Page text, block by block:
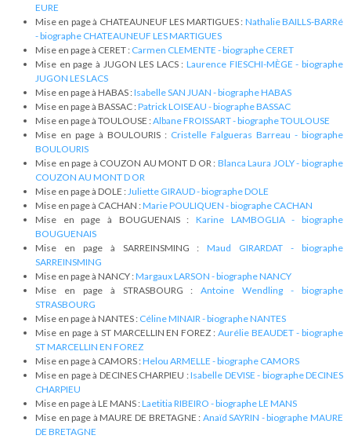
EURE
Mise en page à CHATEAUNEUF LES MARTIGUES : Nathalie BAILLS-BARRé
- biographe CHATEAUNEUF LES MARTIGUES
Mise en page à CERET : Carmen CLEMENTE - biographe CERET
Mise en page à JUGON LES LACS :Laurence FIESCHI-MÈGE - biographe
JUGON LES LACS
Mise en page à HABAS :Isabelle SAN JUAN - biographe HABAS
Mise en page à BASSAC :Patrick LOISEAU - biographe BASSAC
Mise en page à TOULOUSE :Albane FROISSART - biographe TOULOUSE
Mise en page à BOULOURIS : Cristelle Falgueras Barreau - biographe
BOULOURIS
Mise en page à COUZON AU MONT D OR : Blanca Laura JOLY - biographe
COUZON AU MONT D OR
Mise en page à DOLE :Juliette GIRAUD - biographe DOLE
Mise en page à CACHAN :Marie POULIQUEN - biographe CACHAN
Mise en page à BOUGUENAIS : Karine LAMBOGLIA - biographe
BOUGUENAIS
Mise en page à SARREINSMING :Maud GIRARDAT - biographe
SARREINSMING
Mise en page à NANCY :Margaux LARSON - biographe NANCY
Mise en page à STRASBOURG :Antoine Wendling - biographe
STRASBOURG
Mise en page à NANTES : Céline MINAIR - biographe NANTES
Mise en page à ST MARCELLIN EN FOREZ :Aurélie BEAUDET - biographe
ST MARCELLIN EN FOREZ
Mise en page à CAMORS :Helou ARMELLE - biographe CAMORS
Mise en page à DECINES CHARPIEU :Isabelle DEVISE - biographe DECINES
CHARPIEU
Mise en page à LE MANS :Laetitia RIBEIRO - biographe LE MANS
Mise en page à MAURE DE BRETAGNE : Anaïd SAYRIN - biographe MAURE
DE BRETAGNE